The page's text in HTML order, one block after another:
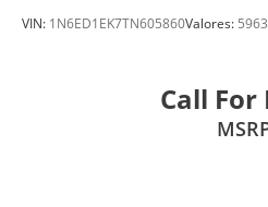
VIN: 1N6ED1EK7TN605860Valores:
Call For